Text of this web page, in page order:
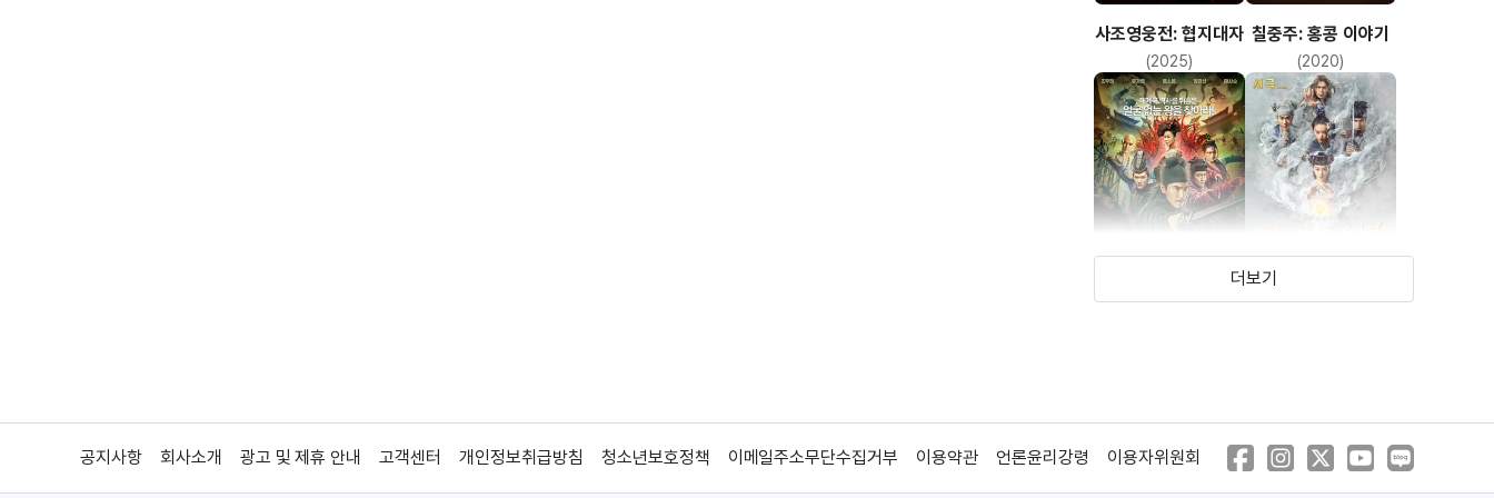
곽부성
여명
오맹달
사조영웅전: 협지대자
(2025)
칠중주: 홍콩 이야기
(2020)
더보기
공지사항 회사소개 광고 및 제휴 안내 고객센터 개인정보취급방침 청소년보호정책 이메일주소무단수집거부 이용약관 언론윤리강령 이용자위원회